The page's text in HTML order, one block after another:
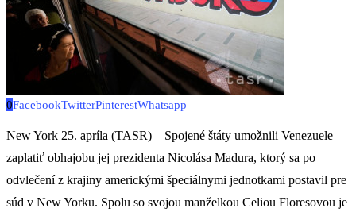
0FacebookTwitterPinterestWhatsapp
New York 25. apríla (TASR) – Spojené štáty umožnili Venezuele
zaplatiť obhajobu jej prezidenta Nicolása Madura, ktorý sa po
odvlečení z krajiny americkými špeciálnymi jednotkami postavil pre
súd v New Yorku. Spolu so svojou manželkou Celiou Floresovou je